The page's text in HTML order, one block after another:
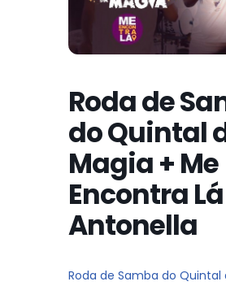
Roda de
do Quintal
Magia + Me
Encontra
Antonella
Roda de Samba do Quintal